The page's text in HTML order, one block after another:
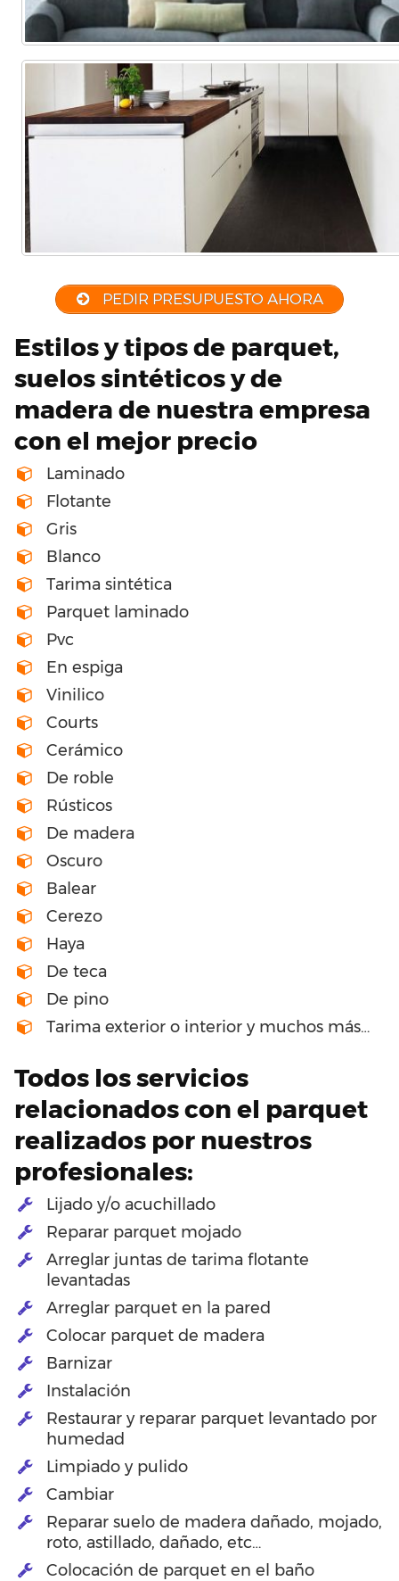
PEDIR PRESUPUESTO AHORA
Estilos y tipos de parquet,
suelos sintéticos y de
madera de nuestra empresa
con el mejor precio
Laminado
Flotante
Gris
Blanco
Tarima sintética
Parquet laminado
Pvc
En espiga
Vinilico
Courts
Cerámico
De roble
Rústicos
De madera
Oscuro
Balear
Cerezo
Haya
De teca
De pino
Tarima exterior o interior y muchos más…
Todos los servicios
relacionados con el parquet
realizados por nuestros
profesionales:
Lijado y/o acuchillado
Reparar parquet mojado
Arreglar juntas de tarima flotante
levantadas
Arreglar parquet en la pared
Colocar parquet de madera
Barnizar
Instalación
Restaurar y reparar parquet levantado por
humedad
Limpiado y pulido
Cambiar
Reparar suelo de madera dañado, mojado,
roto, astillado, dañado, etc…
Colocación de parquet en el baño